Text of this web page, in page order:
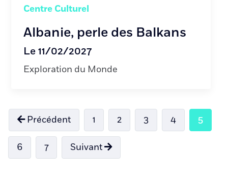
Centre Culturel
Albanie, perle des Balkans
Le 11/02/2027
Exploration du Monde
Précédent 1 2 3 4 5
6 7 Suivant